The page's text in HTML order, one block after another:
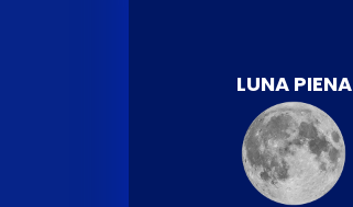
LUNA PIENA